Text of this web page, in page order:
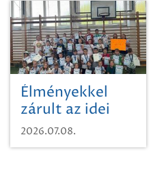
területének
vegyszeres
gyomirtásáról
Élményekkel
zárult az idei
sporttábor!
2026.07.08.